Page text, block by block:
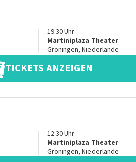
19:30Uhr
Martiniplaza Theater
Groningen, Niederlande
TICKETS ANZEIGEN
12:30Uhr
Martiniplaza Theater
Groningen, Niederlande